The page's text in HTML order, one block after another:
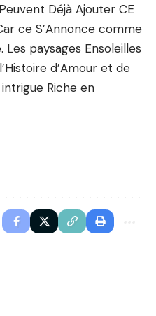
Déjà Ajouter CE
ce S’Annonce comme
Les paysages Ensoleilles
d’Amour et de
Riche en